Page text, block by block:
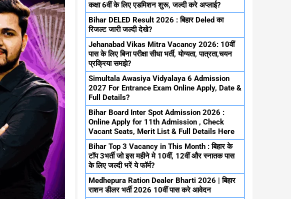
कक्षा 6वीं के लिए एडमिशन शुरू, जल्दी करे अप्लाई?
Bihar DELED Result 2026 : बिहार Deled का
रिजल्ट जारी जल्दी देखे?
Jehanabad Vikas Mitra Vacancy 2026: 10वीं
पास के लिए बिना परीक्षा सीधा भर्ती, योग्यता, पात्रता,चयन
प्रक्रिया समझे?
Simultala Awasiya Vidyalaya 6 Admission
2027 For Entrance Exam Online Apply, Date &
Full Details?
Bihar Board Inter Spot Admission 2026 :
Online Apply for 11th Admission , Check
Vacant Seats, Merit List & Full Details Here
Bihar Top 3 Vacancy in This Month : बिहार के
टॉप 3भर्ती जो इस महीने मे 10वीं, 12वीं और स्नातक पास
के लिए जल्दी भरें ये फॉर्म?
Medhepura Ration Dealer Bharti 2026 | बिहार
राशन डीलर भर्ती 2026 10वीं पास करे आवेदन